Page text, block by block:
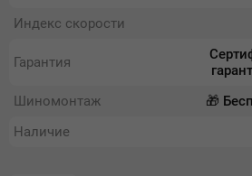
Индекс скорости
Гарантия
Шиномонтаж
🎁
Наличие